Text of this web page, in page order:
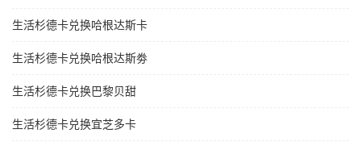
生活杉德卡兑换哈根达斯卡
生活杉德卡兑换哈根达斯劵
生活杉德卡兑换巴黎贝甜
生活杉德卡兑换宜芝多卡